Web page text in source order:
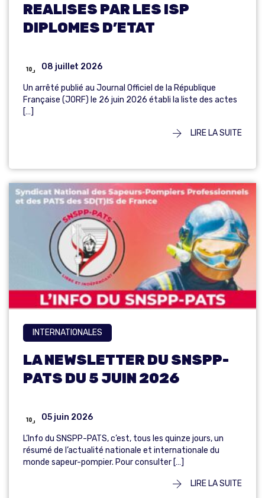
REALISES PAR LES ISP
DIPLOMES D’ETAT
08 juillet 2026
Un arrêté publié au Journal Officiel de la République
Française (JORF) le 26 juin 2026 établi la liste des actes
[…]
LIRE LA SUITE
INTERNATIONALES
LA NEWSLETTER DU SNSPP-
PATS DU 5 JUIN 2026
05 juin 2026
L’Info du SNSPP-PATS, c’est, tous les quinze jours, un
résumé de l’actualité nationale et internationale du
monde sapeur-pompier. Pour consulter […]
LIRE LA SUITE